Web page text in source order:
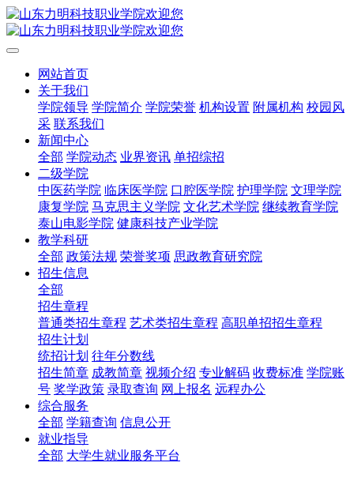
网站首页
关于我们
学院领导 学院简介 学院荣誉 机构设置 附属机构 校园风
采 联系我们
新闻中心
全部 学院动态 业界资讯 单招综招
二级学院
中医药学院 临床医学院 口腔医学院 护理学院 文理学院
康复学院 马克思主义学院 文化艺术学院 继续教育学院
泰山电影学院 健康科技产业学院
教学科研
全部 政策法规 荣誉奖项 思政教育研究院
招生信息
全部
招生章程
普通类招生章程 艺术类招生章程 高职单招招生章程
招生计划
统招计划 往年分数线
招生简章 成教简章 视频介绍 专业解码 收费标准 学院账
号 奖学政策 录取查询 网上报名 远程办公
综合服务
全部 学籍查询 信息公开
就业指导
全部 大学生就业服务平台